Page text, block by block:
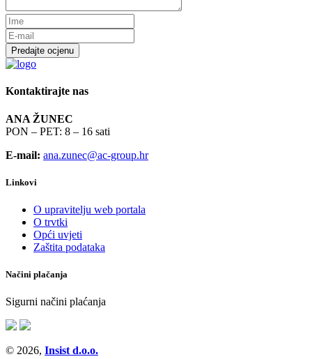
Predajte ocjenu
Kontaktirajte nas
ANA ŽUNEC
PON – PET: 8 – 16 sati
E-mail: ana.zunec@ac-group.hr
Linkovi
O upravitelju web portala
O trvtki
Opći uvjeti
Zaštita podataka
Načini plačanja
Sigurni načini plaćanja
© 2026, Insist d.o.o.